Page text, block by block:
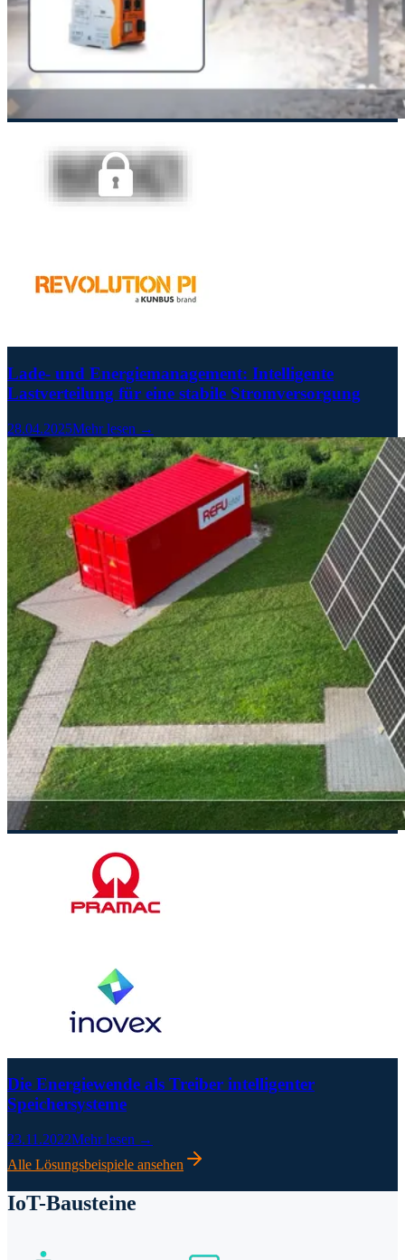
Lade- und Energiemanagement: Intelligente
Lastverteilung für eine stabile Stromversorgung
28.04.2025Mehr lesen →
Die Energiewende als Treiber intelligenter
Speichersysteme
23.11.2022Mehr lesen →
Alle Lösungsbeispiele ansehen
IoT-Bausteine